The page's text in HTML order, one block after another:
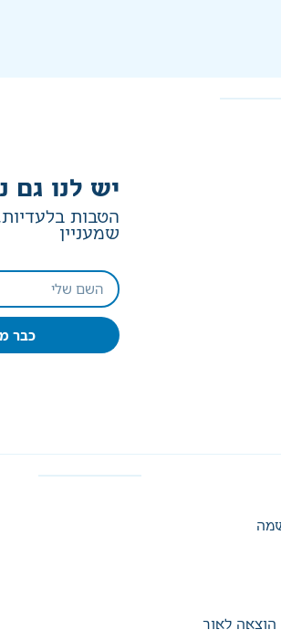
יש לנו גם
הטבות
שמעניין
כבר
הוצאה לאור